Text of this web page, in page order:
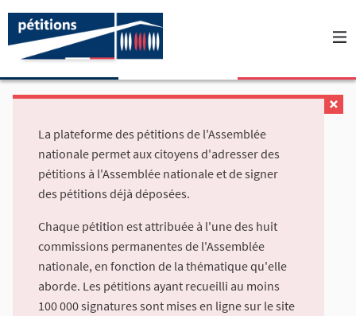
La plateforme des pétitions de l'Assemblée
nationale permet aux citoyens d'adresser des
pétitions à l'Assemblée nationale et de signer
des pétitions déjà déposées.
Chaque pétition est attribuée à l'une des huit
commissions permanentes de l'Assemblée
nationale, en fonction de la thématique qu'elle
aborde. Les pétitions ayant recueilli au moins
100 000 signatures sont mises en ligne sur le site